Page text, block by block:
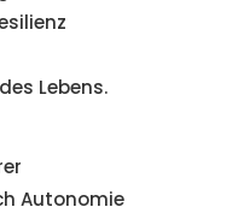
Lebens.
Autonomie